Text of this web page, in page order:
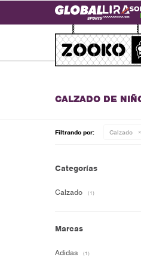
CALZADO DE
Filtrando por: Calzado
Categorías
Calzado (1)
Marcas
Adidas (1)